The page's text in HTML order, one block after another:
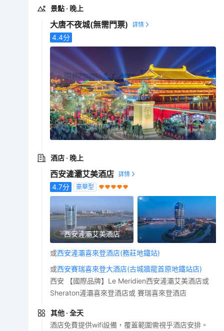
景點 · 晚上
大唐不夜城(無需門票)
4.4分
酒店 · 晚上
西安滻灞艾美酒店
4.7分 豪華型
西安滻灞艾美酒店
或西安滻灞喜來登酒店(務莊地鐵站)
或西安賽瑞喜來登大酒店(古城牆龍首原地鐵站店)
西安 【國際品牌】Le Meridien西安滻灞艾美酒店或
Sheraton滻灞喜來登酒店或 賽瑞喜來登酒店
其他 · 全天
酒店免費提供wifi設備，覆蓋範圍需視乎酒店安排。